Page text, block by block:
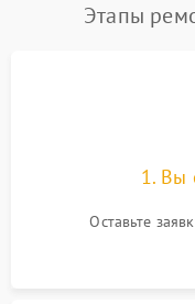
Этапы
1. Вы
Оставьте